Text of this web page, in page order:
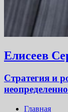
Елисеев
Стратегия и
Главная